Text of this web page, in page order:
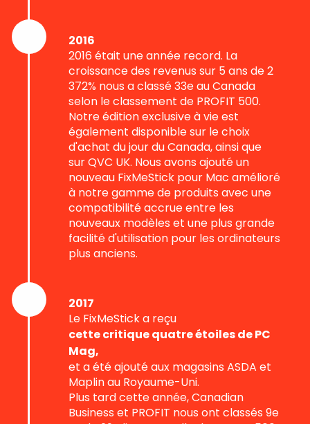
2016
2016 était une année record. La
croissance des revenus sur 5 ans de 2
372% nous a classé 33e au Canada
selon le classement de PROFIT 500.
Notre édition exclusive à vie est
également disponible sur le choix
d'achat du jour du Canada, ainsi que
sur QVC UK. Nous avons ajouté un
nouveau FixMeStick pour Mac amélioré
à notre gamme de produits avec une
compatibilité accrue entre les
nouveaux modèles et une plus grande
facilité d'utilisation pour les ordinateurs
plus anciens.
2017
Le FixMeStick a reçu
cette critique quatre étoiles de PC
Mag,
et a été ajouté aux magasins ASDA et
Maplin au Royaume-Uni.
Plus tard cette année, Canadian
Business et PROFIT nous ont classés 9e